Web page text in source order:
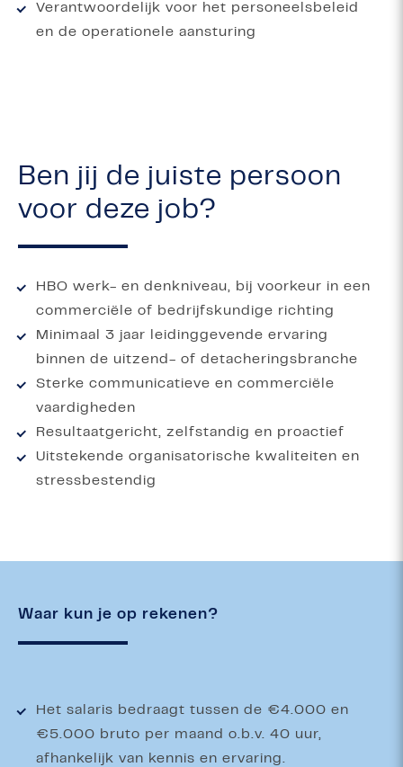
Verantwoordelijk voor het personeelsbeleid
en de operationele aansturing
Ben jij de juiste persoon
voor deze job?
HBO werk- en denkniveau, bij voorkeur in een
commerciële of bedrijfskundige richting
Minimaal 3 jaar leidinggevende ervaring
binnen de uitzend- of detacheringsbranche
Sterke communicatieve en commerciële
vaardigheden
Resultaatgericht, zelfstandig en proactief
Uitstekende organisatorische kwaliteiten en
stressbestendig
Waar kun je op rekenen?
Het salaris bedraagt tussen de €4.000 en
€5.000 bruto per maand o.b.v. 40 uur,
afhankelijk van kennis en ervaring.